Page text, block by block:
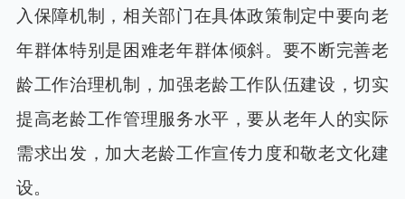
入保障机制，相关部门在具体政策制定中要向老
年群体特别是困难老年群体倾斜。要不断完善老
龄工作治理机制，加强老龄工作队伍建设，切实
提高老龄工作管理服务水平，要从老年人的实际
需求出发，加大老龄工作宣传力度和敬老文化建
设。